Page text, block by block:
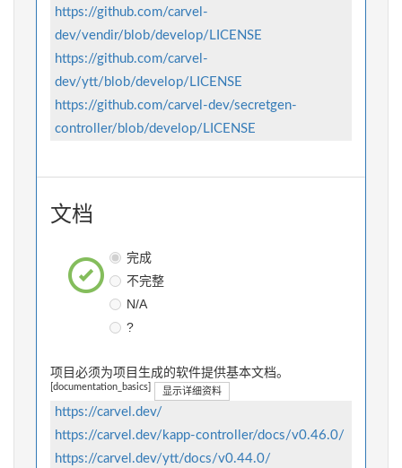
https://github.com/carvel-
dev/vendir/blob/develop/LICENSE
https://github.com/carvel-
dev/ytt/blob/develop/LICENSE
https://github.com/carvel-dev/secretgen-
controller/blob/develop/LICENSE
文档
完成
不完整
N/A
?
项目必须为项目生成的软件提供基本文档。
[documentation_basics] 显示详细资料
https://carvel.dev/
https://carvel.dev/kapp-controller/docs/v0.46.0/
https://carvel.dev/ytt/docs/v0.44.0/